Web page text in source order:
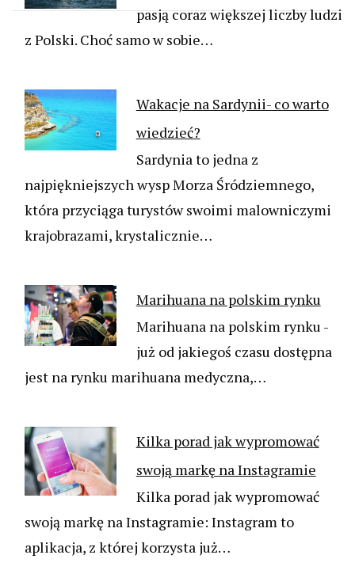
pasją coraz większej liczby ludzi
z Polski. Choć samo w sobie…
Wakacje na Sardynii- co warto
wiedzieć?
Sardynia to jedna z
najpiękniejszych wysp Morza Śródziemnego,
która przyciąga turystów swoimi malowniczymi
krajobrazami, krystalicznie…
Marihuana na polskim rynku
Marihuana na polskim rynku -
już od jakiegoś czasu dostępna
jest na rynku marihuana medyczna,…
Kilka porad jak wypromować
swoją markę na Instagramie
Kilka porad jak wypromować
swoją markę na Instagramie: Instagram to
aplikacja, z której korzysta już…